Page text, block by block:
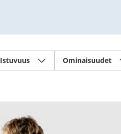
Istuvuus Ominaisuudet